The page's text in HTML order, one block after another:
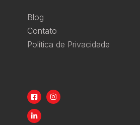
Blog
Contato
Política de Privacidade